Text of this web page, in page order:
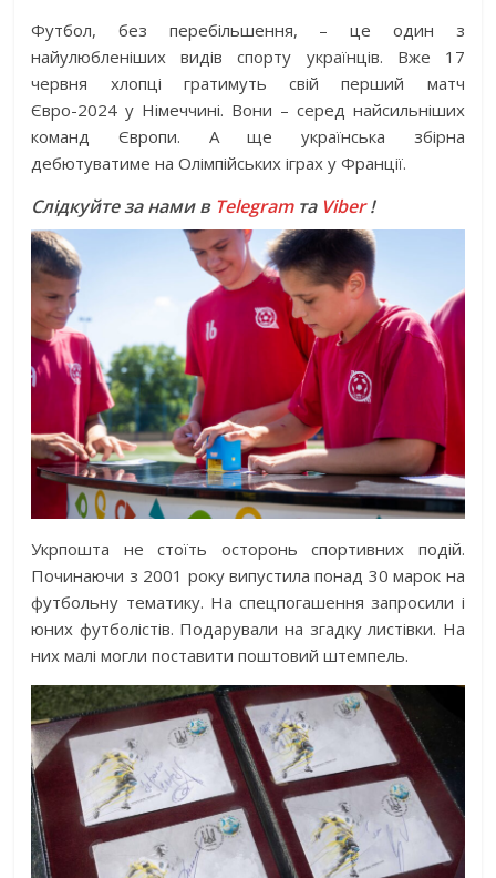
Футбол, без перебільшення, – це один з
найулюбленіших видів спорту українців. Вже 17
червня хлопці гратимуть свій перший матч
Євро-2024 у Німеччині. Вони – серед найсильніших
команд Європи. А ще українська збірна
дебютуватиме на Олімпійських іграх у Франції.
Слідкуйте за нами в Telegramта Viber!
Укрпошта не стоїть осторонь спортивних подій.
Починаючи з 2001 року випустила понад 30 марок на
футбольну тематику. На спецпогашення запросили і
юних футболістів. Подарували на згадку листівки. На
них малі могли поставити поштовий штемпель.